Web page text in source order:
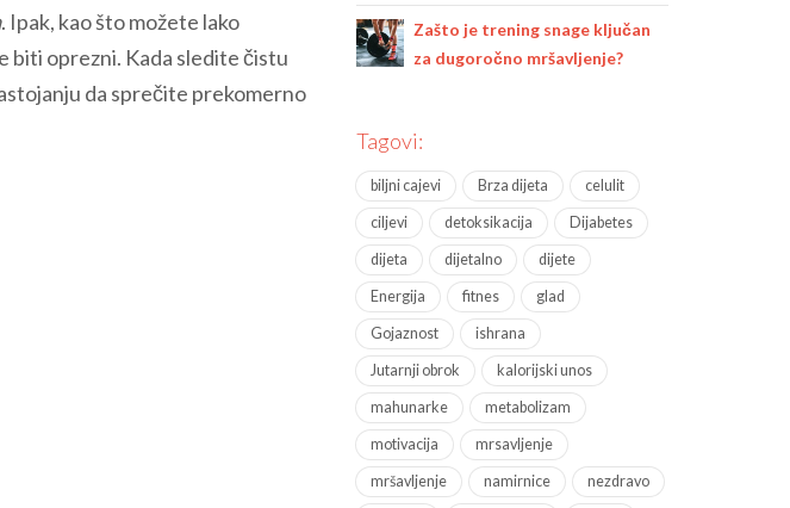
. Ipak, kao što možete lako
biti oprezni. Kada sledite čistu
da sprečite prekomerno
Zašto je trening snage ključan
za dugoročno mršavljenje?
Tagovi:
biljni cajevi Brza dijeta celulit
ciljevi detoksikacija Dijabetes
dijeta dijetalno dijete
Energija fitnes glad
Gojaznost ishrana
Jutarnji obrok kalorijski unos
mahunarke metabolizam
motivacija mrsavljenje
mršavljenje namirnice nezdravo